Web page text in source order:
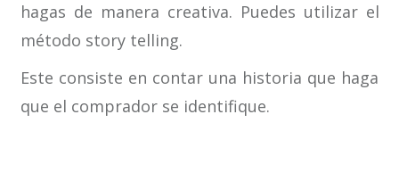
hagas de manera creativa. Puedes utilizar el
método story telling.
Este consiste en contar una historia que haga
que el comprador se identifique.